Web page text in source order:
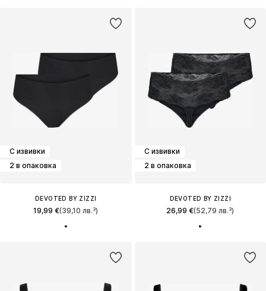
С извивки
2 в опаковка
DEVOTED BY ZIZZI
19,99 €(39,10 лв.³)
С извивки
2 в опаковка
DEVOTED BY ZIZZI
26,99 €(52,79 лв.³)